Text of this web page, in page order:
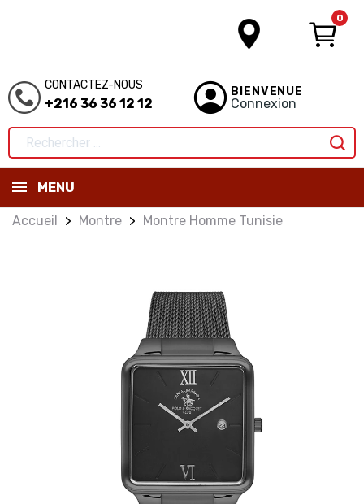
0
CONTACTEZ-NOUS
+216 36 36 12 12
BIENVENUE
Connexion
MENU
Accueil Montre Montre Homme Tunisie